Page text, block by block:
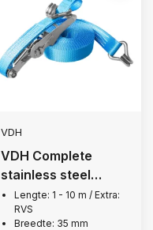
VDH
VDH Complete
stainless steel
lashing strap, 2,500
kg
Lengte: 1 - 10 m / Extra:
RVS
Breedte: 35 mm